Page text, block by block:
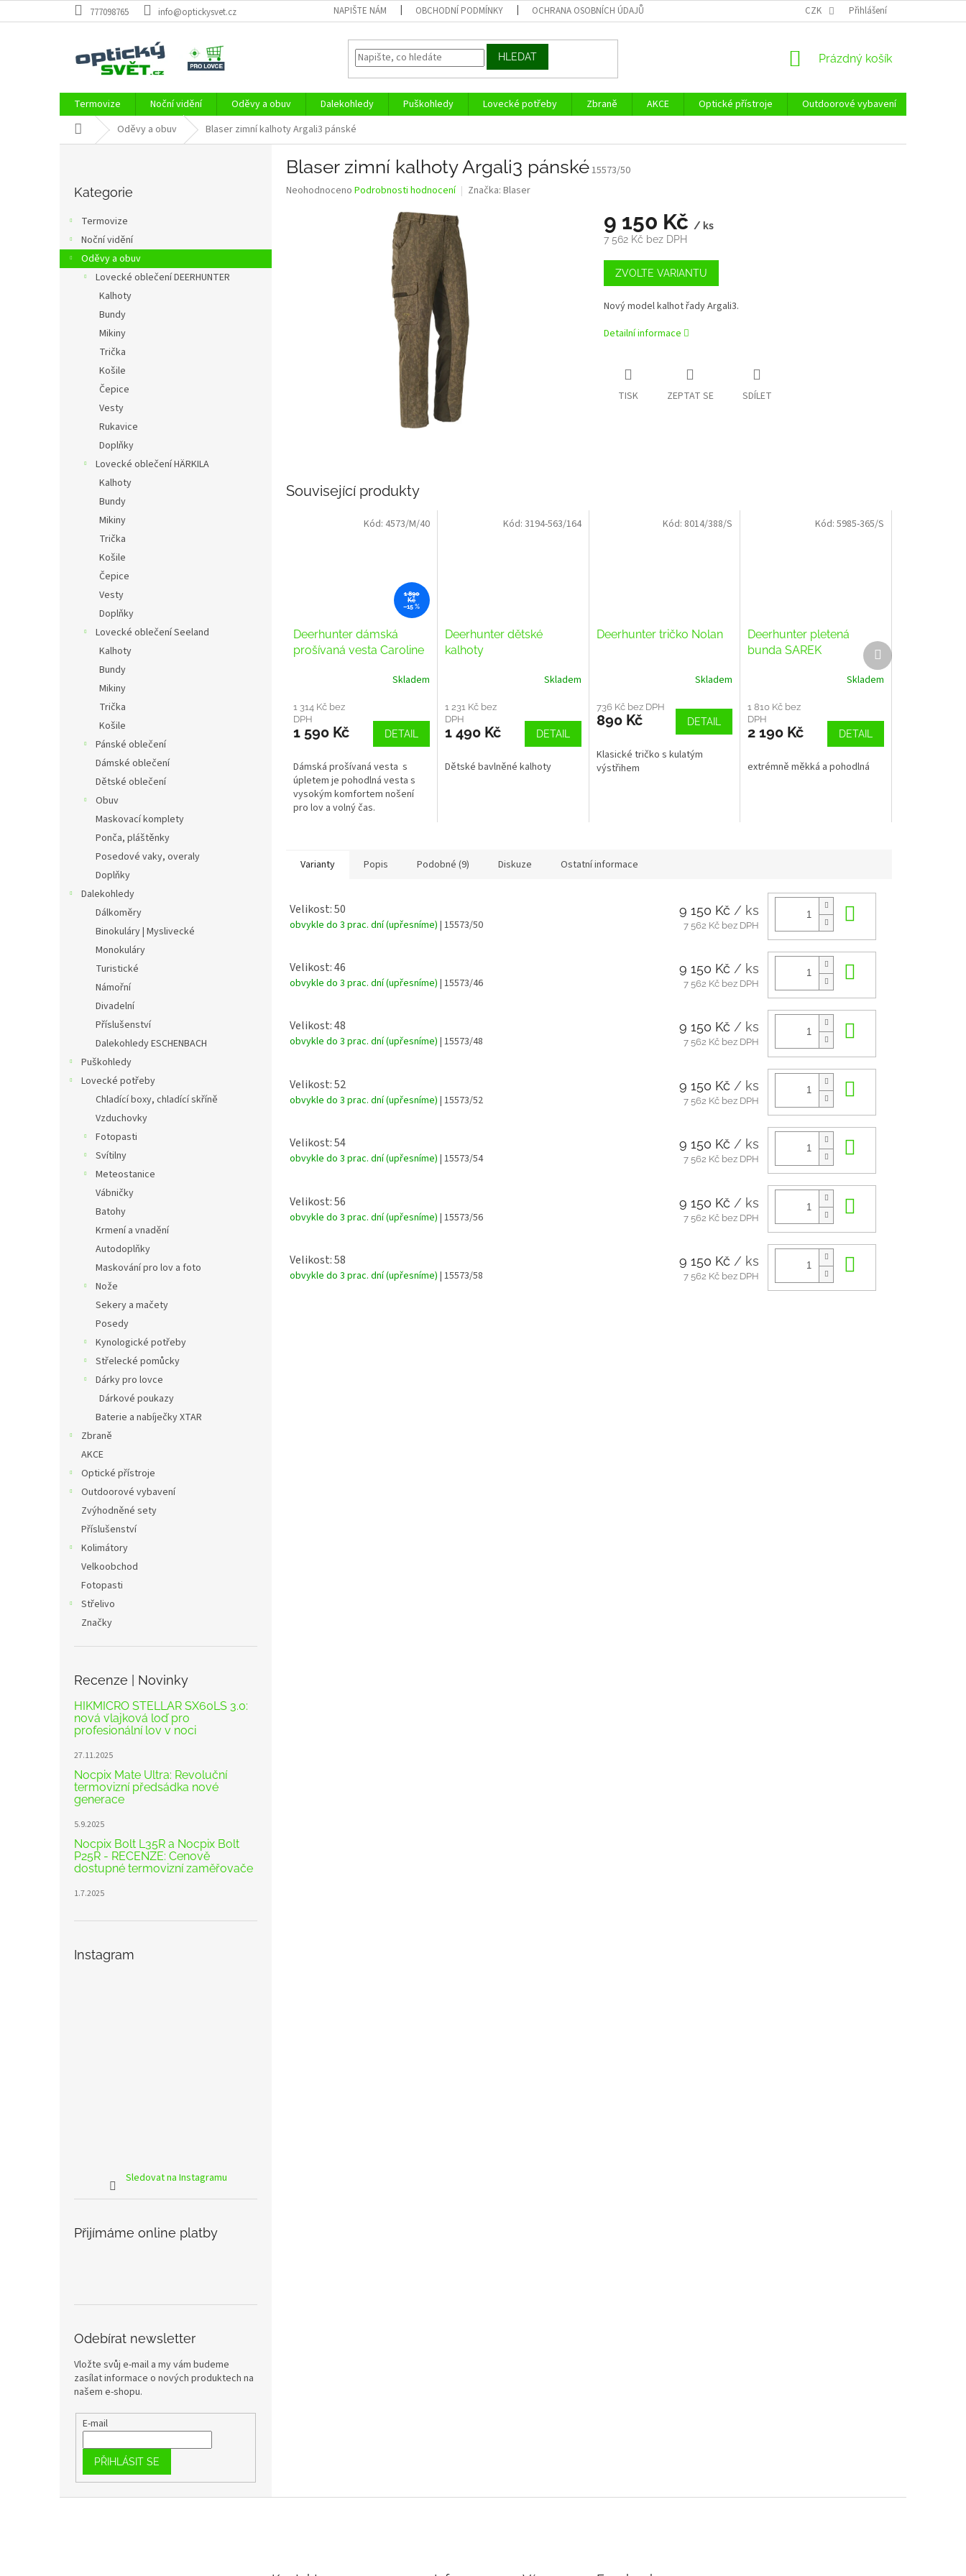
na
777098765 info@optickysvet.cz NAPIŠTE NÁM OBCHODNÍ PODMÍNKY OCHRANA OSOBNÍCH ÚDAJŮ ZÁSADY POUŽÍVÁNÍ SOUBORŮ COOKIES REKLAMAČNÍ ŘÁD -
CZK Přihlášení
HLEDAT
NÁKUPNÍ
Prázdný košík
Termovize Noční vidění Oděvy a obuv Dalekohledy Puškohledy Lovecké potřeby Zbraně AKCE Optické přístroje Outdoorové vybavení
Domů Oděvy a obuv Blaser zimní kalhoty Argali3 pánské
n
kategorie
Kategorie
Termovize
Noční vidění
Oděvy a obuv
Lovecké oblečení DEERHUNTER
Kalhoty
Bundy
Mikiny
Trička
Košile
Čepice
Vesty
Rukavice
Doplňky
Lovecké oblečení HÄRKILA
Kalhoty
Bundy
Mikiny
Trička
Košile
Čepice
Vesty
Doplňky
Lovecké oblečení Seeland
Kalhoty
Bundy
Mikiny
Trička
Košile
Pánské oblečení
Dámské oblečení
Dětské oblečení
Obuv
Maskovací komplety
Ponča, pláštěnky
Posedové vaky, overaly
Doplňky
Dalekohledy
Dálkoměry
Binokuláry | Myslivecké
Monokuláry
Turistické
Námořní
Divadelní
Příslušenství
Dalekohledy ESCHENBACH
Puškohledy
Lovecké potřeby
Chladící boxy, chladící skříně
Vzduchovky
Fotopasti
Svítilny
Meteostanice
Vábničky
Batohy
Krmení a vnadění
Autodoplňky
Maskování pro lov a foto
Nože
Sekery a mačety
Posedy
Kynologické potřeby
Střelecké pomůcky
Dárky pro lovce
Dárkové poukazy
Baterie a nabíječky XTAR
Zbraně
AKCE
Optické přístroje
Outdoorové vybavení
Zvýhodněné sety
Příslušenství
Kolimátory
Velkoobchod
Fotopasti
Střelivo
Značky
Recenze | Novinky
HIKMICRO STELLAR SX60LS 3.0:
nová vlajková loď pro
profesionální lov v noci
27.11.2025
Nocpix Mate Ultra: Revoluční
termovizní předsádka nové
generace
5.9.2025
Nocpix Bolt L35R a Nocpix Bolt
P25R - RECENZE: Cenově
dostupné termovizní zaměřovače
1.7.2025
Instagram
Sledovat na Instagramu
Přijímáme online platby
Odebírat newsletter
Vložte svůj e-mail a my vám budeme
zasílat informace o nových produktech na
našem e-shopu.
E-mail
PŘIHLÁSIT SE
Blaser zimní kalhoty Argali3 pánské15573/50
Průměrné
Neohodnoceno Podrobnosti hodnocení Značka: Blaser
9 150 Kč / ks
7 562 Kč bez DPH
Měrná
cena:
ZVOLTE VARIANTU
Nový model kalhot řady Argali3.
Detailní informace
TISK ZEPTAT SE SDÍLET
Související produkty
1 890
Kč
–15 %
Deerhunter dámská
prošívaná vesta Caroline
Skladem
1 314 Kč bez
DPH
1 590 Kč DETAIL
Dámská prošívaná vesta s
úpletem je pohodlná vesta s
vysokým komfortem nošení
pro lov a volný čas.
Kód: 4573/M/40
Deerhunter dětské
kalhoty
Skladem
1 231 Kč bez
DPH
1 490 Kč DETAIL
Dětské bavlněné kalhoty
Kód: 3194-563/164
Deerhunter tričko Nolan
Skladem
736 Kč bez DPH
890 Kč DETAIL
Klasické tričko s kulatým
výstřihem
Kód: 8014/388/S
Deerhunter pletená
bunda SAREK
Skladem
1 810 Kč bez
DPH
2 190 Kč DETAIL
extrémně měkká a pohodlná
Kód: 5985-365/S
Další
produkt
Varianty Popis Podobné (9) Diskuze Ostatní informace
Velikost: 50
obvykle do 3 prac. dní (upřesníme) | 15573/50
9 150 Kč / ks
7 562 Kč bez DPH
Velikost: 46
obvykle do 3 prac. dní (upřesníme) | 15573/46
9 150 Kč / ks
7 562 Kč bez DPH
Velikost: 48
obvykle do 3 prac. dní (upřesníme) | 15573/48
9 150 Kč / ks
7 562 Kč bez DPH
Velikost: 52
obvykle do 3 prac. dní (upřesníme) | 15573/52
9 150 Kč / ks
7 562 Kč bez DPH
Velikost: 54
obvykle do 3 prac. dní (upřesníme) | 15573/54
9 150 Kč / ks
7 562 Kč bez DPH
Velikost: 56
obvykle do 3 prac. dní (upřesníme) | 15573/56
9 150 Kč / ks
7 562 Kč bez DPH
Velikost: 58
obvykle do 3 prac. dní (upřesníme) | 15573/58
9 150 Kč / ks
7 562 Kč bez DPH